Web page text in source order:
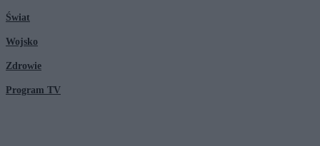
Świat
Wojsko
Zdrowie
Program TV